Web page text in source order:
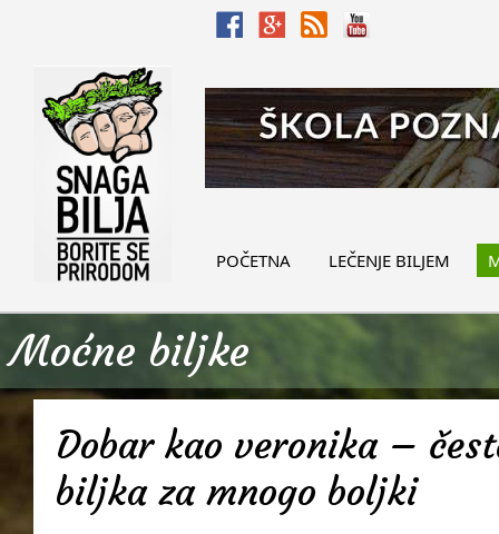
POČETNA LEČENJE BILJEM
Moćne biljke
Dobar kao veronika –
biljka za mnogo boljki